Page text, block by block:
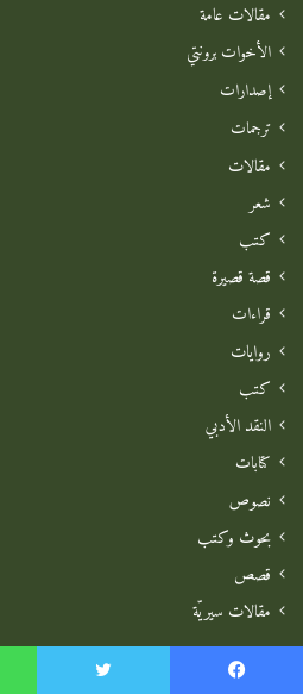
مقالات عامة
الأخوات برونتي
إصدارات
ترجمات
مقالات
شعر
كتب
قصة قصيرة
قراءات
روايات
كتب
النقد الأدبي
كتابات
نصوص
بحوث وكتب
قصص
مقالات سيريّة